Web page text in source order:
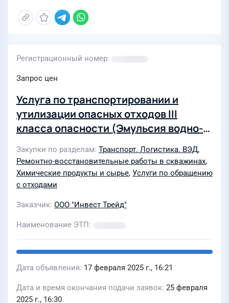
Регистрационный номер
Запрос цен
Услуга по транспортировании и
утилизации опасных отходов III
класса опасности (Эмульсия водно-
скважин умеренно опасная)
Закупки по разделам Транспорт. Логистика. ВЭД,
Ремонтно-восстановительные работы в скважинах,
Химические продукты и сырье, Услуги по обращению
с отходами
Заказчик ООО "Инвест Трейд"
Наименование ЭТП
Дата объявления 17 февраля 2025 г., 16:21
Дата и время окончания подачи заявок 25 февраля
2025 г., 16:30